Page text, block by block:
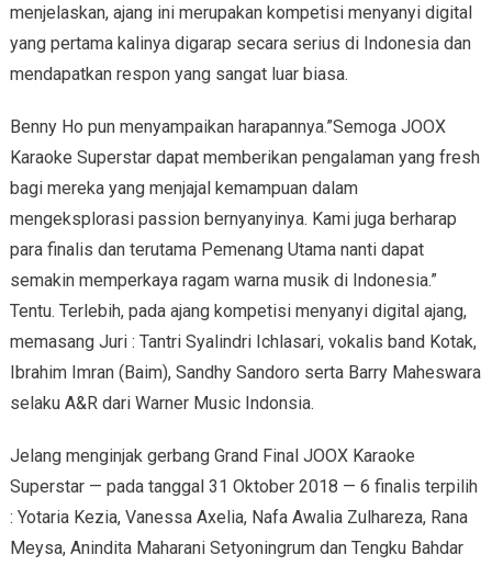
menjelaskan, ajang ini merupakan kompetisi menyanyi digital
yang pertama kalinya digarap secara serius di Indonesia dan
mendapatkan respon yang sangat luar biasa.
Benny Ho pun menyampaikan harapannya.”Semoga JOOX
Karaoke Superstar dapat memberikan pengalaman yang fresh
bagi mereka yang menjajal kemampuan dalam
mengeksplorasi passion bernyanyinya. Kami juga berharap
para finalis dan terutama Pemenang Utama nanti dapat
semakin memperkaya ragam warna musik di Indonesia.”
Tentu. Terlebih, pada ajang kompetisi menyanyi digital ajang,
memasang Juri : Tantri Syalindri Ichlasari, vokalis band Kotak,
Ibrahim Imran (Baim), Sandhy Sandoro serta Barry Maheswara
selaku A&R dari Warner Music Indonsia.
Jelang menginjak gerbang Grand Final JOOX Karaoke
Superstar — pada tanggal 31 Oktober 2018 — 6 finalis terpilih
: Yotaria Kezia, Vanessa Axelia, Nafa Awalia Zulhareza, Rana
Meysa, Anindita Maharani Setyoningrum dan Tengku Bahdar